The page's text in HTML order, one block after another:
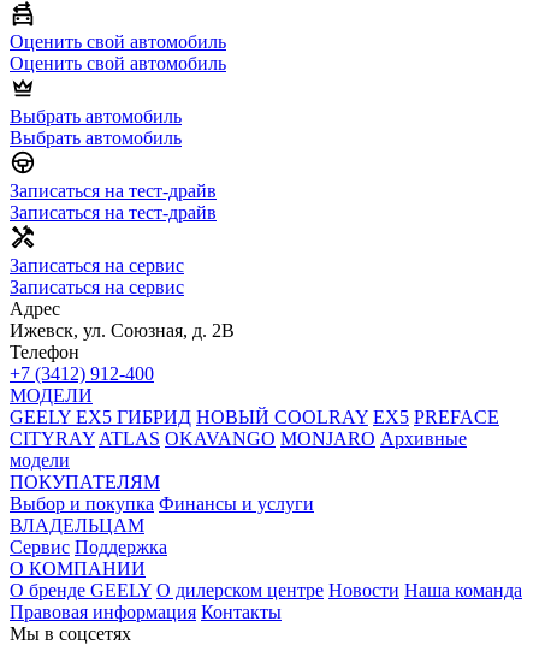
Оценить свой автомобиль
Оценить свой автомобиль
Выбрать автомобиль
Выбрать автомобиль
Записаться на тест-драйв
Записаться на тест-драйв
Записаться на сервис
Записаться на сервис
Адрес
Ижевск, ул. Союзная, д. 2В
Телефон
+7 (3412) 912-400
МОДЕЛИ
GEELY EX5 ГИБРИД НОВЫЙ COOLRAY EX5 PREFACE
CITYRAY ATLAS OKAVANGO MONJARO Архивные
модели
ПОКУПАТЕЛЯМ
Выбор и покупка Финансы и услуги
ВЛАДЕЛЬЦАМ
Сервис Поддержка
О КОМПАНИИ
О бренде GEELY О дилерском центре Новости Наша команда
Правовая информация Контакты
Мы в соцсетях